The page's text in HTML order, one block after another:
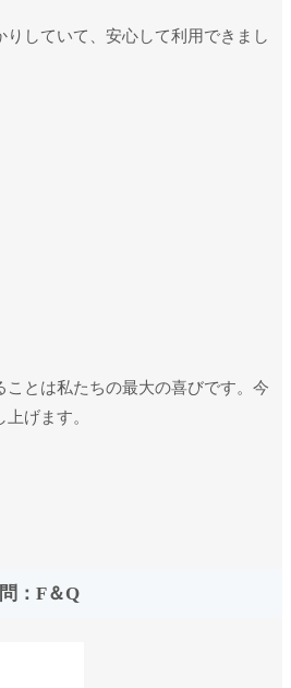
りしていて、安心して利用できまし
とは私たちの最大の喜びです。今
げます。
：F＆Q